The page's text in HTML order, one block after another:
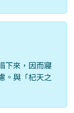
下來，因而寢
。與「杞天之